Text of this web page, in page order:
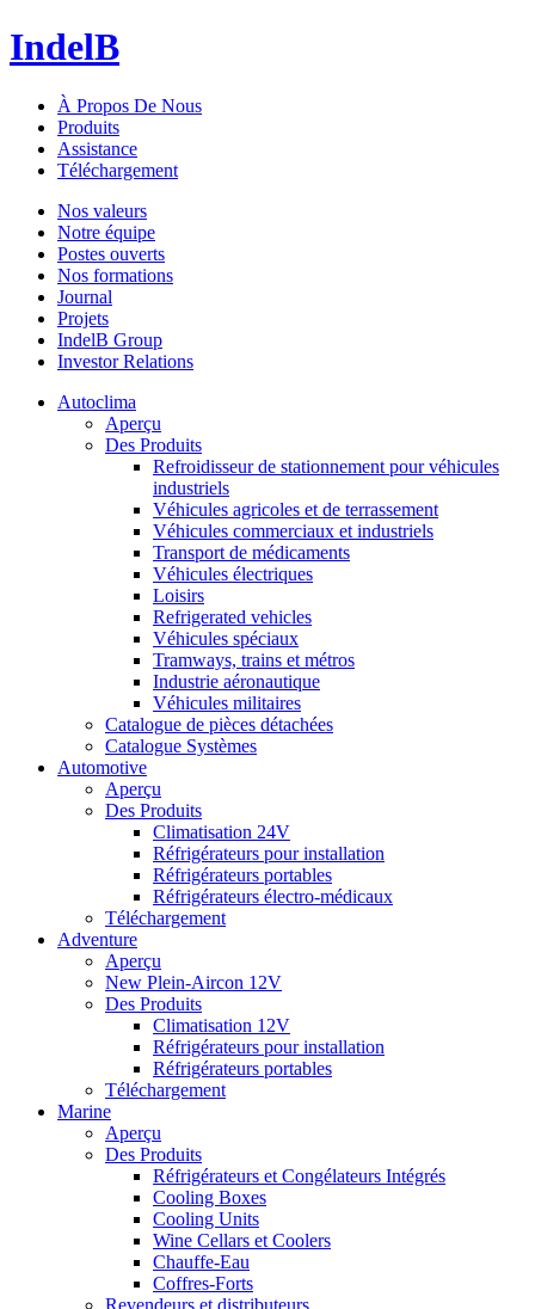
IndelB
À Propos De Nous
Produits
Assistance
Téléchargement
Nos valeurs
Notre équipe
Postes ouverts
Nos formations
Journal
Projets
IndelB Group
Investor Relations
Autoclima
Aperçu
Des Produits
Refroidisseur de stationnement pour véhicules
industriels
Véhicules agricoles et de terrassement
Véhicules commerciaux et industriels
Transport de médicaments
Véhicules électriques
Loisirs
Refrigerated vehicles
Véhicules spéciaux
Tramways, trains et métros
Industrie aéronautique
Véhicules militaires
Catalogue de pièces détachées
Catalogue Systèmes
Automotive
Aperçu
Des Produits
Climatisation 24V
Réfrigérateurs pour installation
Réfrigérateurs portables
Réfrigérateurs électro-médicaux
Téléchargement
Adventure
Aperçu
New Plein-Aircon 12V
Des Produits
Climatisation 12V
Réfrigérateurs pour installation
Réfrigérateurs portables
Téléchargement
Marine
Aperçu
Des Produits
Réfrigérateurs et Congélateurs Intégrés
Cooling Boxes
Cooling Units
Wine Cellars et Coolers
Chauffe-Eau
Coffres-Forts
Revendeurs et distributeurs